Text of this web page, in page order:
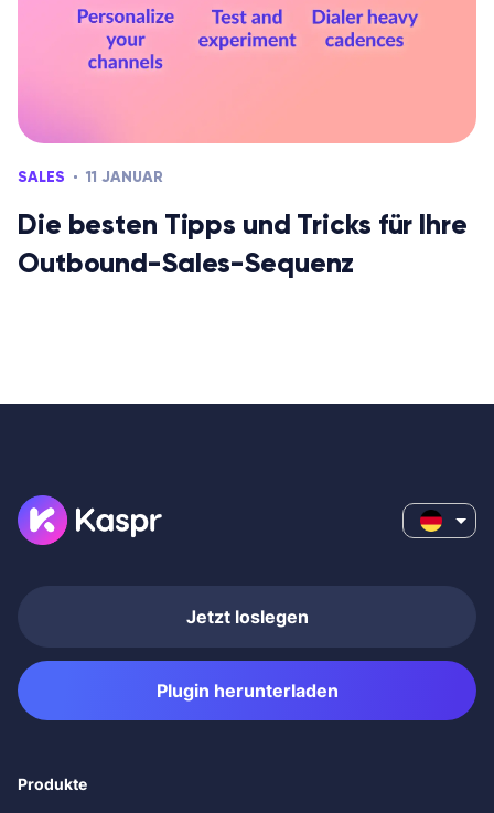
SALES 11 JANUAR
Die besten Tipps und Tricks für Ihre
Outbound-Sales-Sequenz
Jetzt loslegen
Plugin herunterladen
Produkte